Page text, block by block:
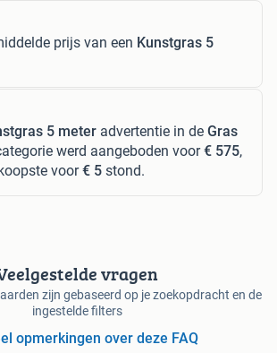
prijs van een Kunstgras 5
5 meter advertentie in de Gras
werd aangeboden voor€ 575,
voor€ 5 stond.
vragen
zijn gebaseerd op je zoekopdracht en de
ingestelde filters
opmerkingen over deze FAQ